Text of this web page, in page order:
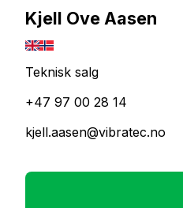
Kjell Ove Aasen
Teknisk salg
+47 97 00 28 14
kjell.aasen@vibratec.no